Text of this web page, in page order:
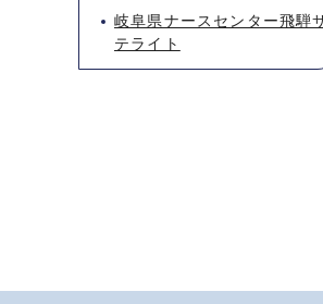
岐阜県ナースセンター飛騨
テライト